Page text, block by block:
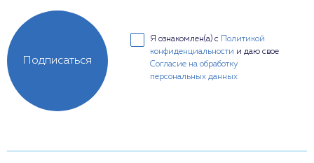
Я ознакомлен(а) с
Политикой
конфиденциальности и даю свое
Согласие на обработку
персональных данных
Подписаться